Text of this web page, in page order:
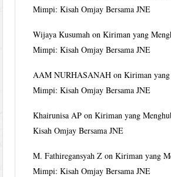
Mimpi: Kisah Omjay Bersama JNE
Wijaya Kusumah onKiriman yang
Mimpi: Kisah Omjay Bersama JNE
AAM NURHASANAH onKiriman
Mimpi: Kisah Omjay Bersama JNE
Khairunisa AP onKiriman yang
Kisah Omjay Bersama JNE
M. Fathiregansyah Z onKiriman yang
Mimpi: Kisah Omjay Bersama JNE